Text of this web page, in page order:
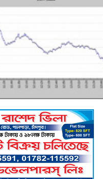
৫৫%, মৃত্যু ৪৬%
মৌসুমি ফল উপহার